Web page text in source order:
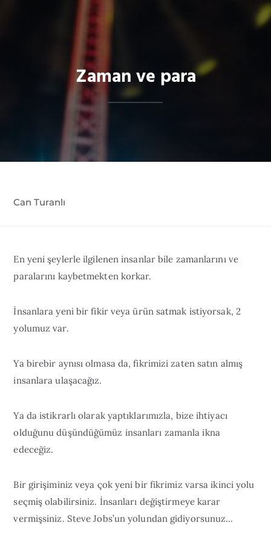
Zaman ve para
Can Turanlı
En yeni şeylerle ilgilenen insanlar bile zamanlarını ve
paralarını kaybetmekten korkar.
İnsanlara yeni bir fikir veya ürün satmak istiyorsak, 2
yolumuz var.
Ya birebir aynısı olmasa da, fikrimizi zaten satın almış
insanlara ulaşacağız.
Ya da istikrarlı olarak yaptıklarımızla, bize ihtiyacı
olduğunu düşündüğümüz insanları zamanla ikna
edeceğiz.
Bir girişiminiz veya çok yeni bir fikrimiz varsa ikinci yolu
seçmiş olabilirsiniz. İnsanları değiştirmeye karar
vermişsiniz. Steve Jobs’un yolundan gidiyorsunuz…